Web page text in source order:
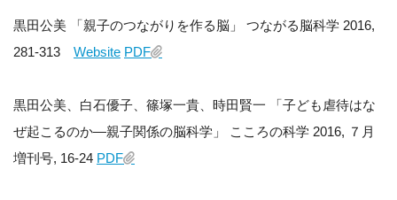
黒田公美 「親子のつながりを作る脳」 つながる脳科学 2016,
281-313 Website PDF
黒田公美、白石優子、篠塚一貴、時田賢一 「子ども虐待はな
ぜ起こるのか―親子関係の脳科学」 こころの科学 2016, ７月
増刊号, 16-24 PDF